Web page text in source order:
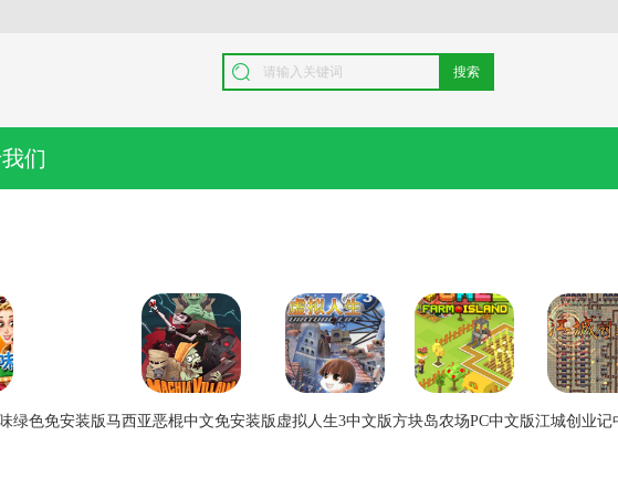
搜索
们
绿色免安装版马西亚恶棍中文免安装版 虚拟人生3中文版方块岛农场PC中文版江城创业记